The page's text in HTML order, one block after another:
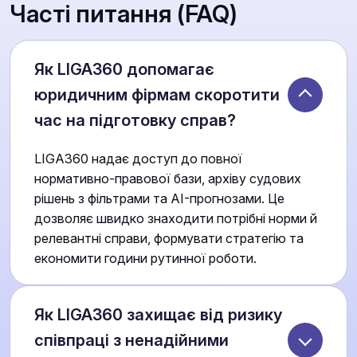
Часті питання (FAQ)
Як LIGA360 допомагає
юридичним фірмам скоротити
час на підготовку справ?
LIGA360 надає доступ до повної
нормативно-правової бази, архіву судових
рішень з фільтрами та AI-прогнозами. Це
дозволяє швидко знаходити потрібні норми й
релевантні справи, формувати стратегію та
економити години рутинної роботи.
Як LIGA360 захищає від ризику
співпраці з ненадійними